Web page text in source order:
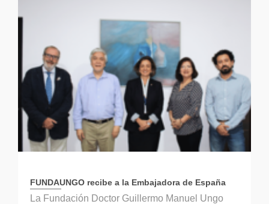
FUNDAUNGO recibe a la Embajadora de España
La Fundación Doctor Guillermo Manuel Ungo